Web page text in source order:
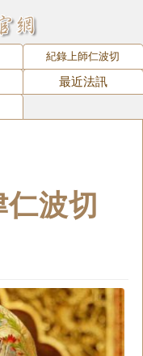
紀錄上師仁波切
最近法訊
波切